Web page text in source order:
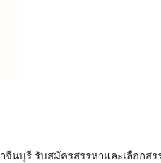
จีนบุรี รับสมัครสรรหาและเลือกส